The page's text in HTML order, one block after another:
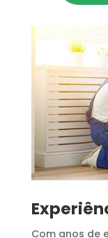
Com anos de